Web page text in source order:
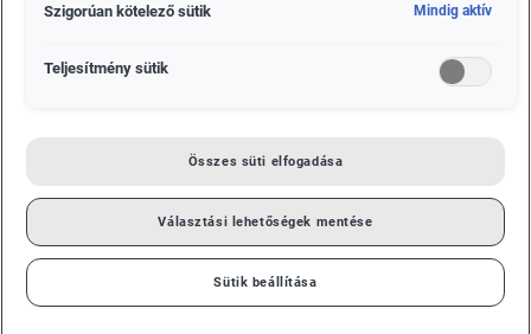
KÉZIPOGGYÁSZBA KERÜL – BETEKINTÉS
AZ AUDI LOGISZTIKÁJÁNAK KÜLÖNLEGES
Kölcsönös előnyök: így profitál egymásból az AUDI AG
Audi ellátási láncért felelős vezetője beszélget F1-es
kollégáival, Björn Brickweddével és Lars Rolackkal
Szigorúan kötelező sütik Mindig aktív
Teljesítmény sütik
Összes süti elfogadása
Választási lehetőségek mentése
Sütik beállítása